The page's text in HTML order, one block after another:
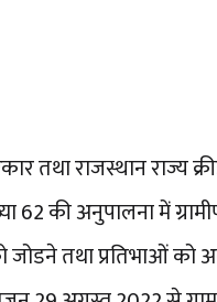
तथा राजस्थान राज्य
62 की अनुपालना में
तथा प्रतिभाओं को